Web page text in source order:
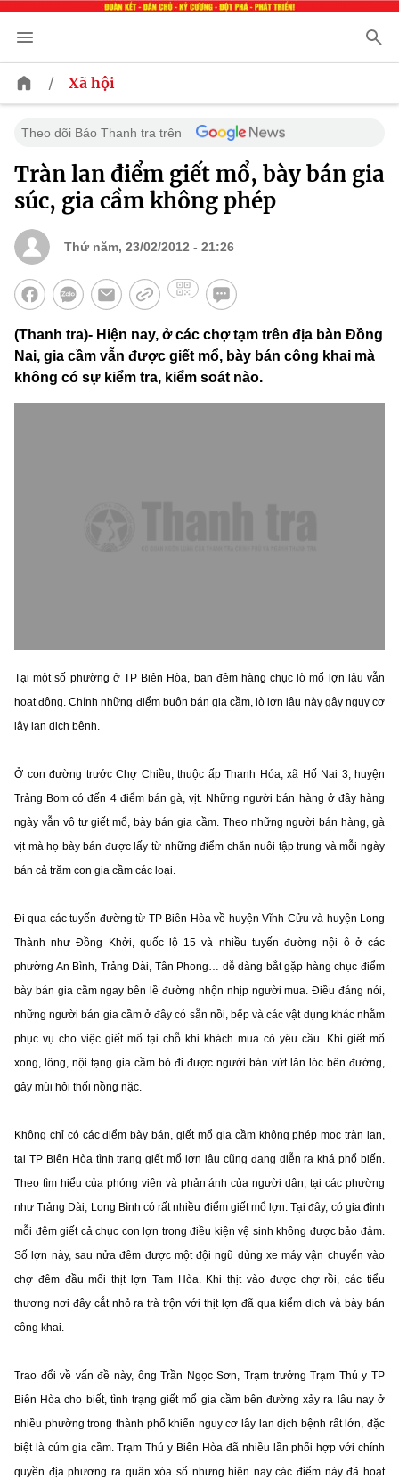
/ Xã hội
Theo dõi Báo Thanh tra trên
Tràn lan điểm giết mổ, bày bán gia
súc, gia cầm không phép
Thứ năm, 23/02/2012 - 21:26
(Thanh tra)- Hiện nay, ở các chợ tạm trên địa bàn Đồng
Nai, gia cầm vẫn được giết mổ, bày bán công khai mà
không có sự kiểm tra, kiểm soát nào.
Tại một số phường ở TP Biên Hòa, ban đêm hàng chục lò mổ lợn lậu vẫn
hoạt động. Chính những điểm buôn bán gia cầm, lò lợn lậu này gây nguy cơ
lây lan dịch bệnh.
Ở con đường trước Chợ Chiều, thuộc ấp Thanh Hóa, xã Hố Nai 3, huyện
Trảng Bom có đến 4 điểm bán gà, vịt. Những người bán hàng ở đây hàng
ngày vẫn vô tư giết mổ, bày bán gia cầm. Theo những người bán hàng, gà
vịt mà họ bày bán được lấy từ những điểm chăn nuôi tập trung và mỗi ngày
bán cả trăm con gia cầm các loại.
Đi qua các tuyến đường từ TP Biên Hòa về huyện Vĩnh Cửu và huyện Long
Thành như Đồng Khởi, quốc lộ 15 và nhiều tuyến đường nội ô ở các
phường An Bình, Trảng Dài, Tân Phong… dễ dàng bắt gặp hàng chục điểm
bày bán gia cầm ngay bên lề đường nhộn nhịp người mua. Điều đáng nói,
những người bán gia cầm ở đây có sẵn nồi, bếp và các vật dụng khác nhằm
phục vụ cho việc giết mổ tại chỗ khi khách mua có yêu cầu. Khi giết mổ
xong, lông, nội tạng gia cầm bỏ đi được người bán vứt lăn lóc bên đường,
gây mùi hôi thối nồng nặc.
Không chỉ có các điểm bày bán, giết mổ gia cầm không phép mọc tràn lan,
tại TP Biên Hòa tình trạng giết mổ lợn lậu cũng đang diễn ra khá phổ biến.
Theo tìm hiểu của phóng viên và phản ánh của người dân, tại các phường
như Trảng Dài, Long Bình có rất nhiều điểm giết mổ lợn. Tại đây, có gia đình
mỗi đêm giết cả chục con lợn trong điều kiện vệ sinh không được bảo đảm.
Số lợn này, sau nửa đêm được một đội ngũ dùng xe máy vận chuyển vào
chợ đêm đầu mối thịt lợn Tam Hòa. Khi thịt vào được chợ rồi, các tiểu
thương nơi đây cắt nhỏ ra trà trộn với thịt lợn đã qua kiểm dịch và bày bán
công khai.
Trao đổi về vấn đề này, ông Trần Ngọc Sơn, Trạm trưởng Trạm Thú y TP
Biên Hòa cho biết, tình trạng giết mổ gia cầm bên đường xảy ra lâu nay ở
nhiều phường trong thành phố khiến nguy cơ lây lan dịch bệnh rất lớn, đặc
biệt là cúm gia cầm. Trạm Thú y Biên Hòa đã nhiều lần phối hợp với chính
quyền địa phương ra quân xóa sổ nhưng hiện nay các điểm này đã hoạt